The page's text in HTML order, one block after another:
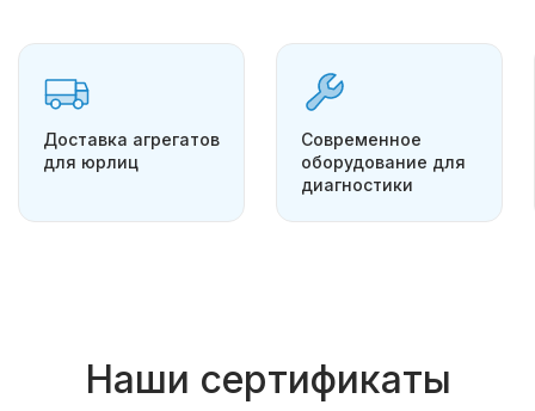
Доставка агрегатов
для юрлиц
Современное
оборудование для
диагностики
Наши сертификаты